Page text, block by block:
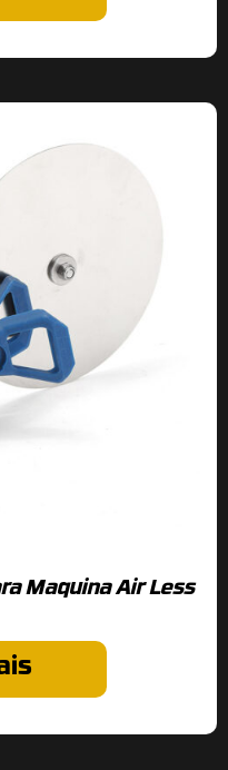
Maquina Air Less